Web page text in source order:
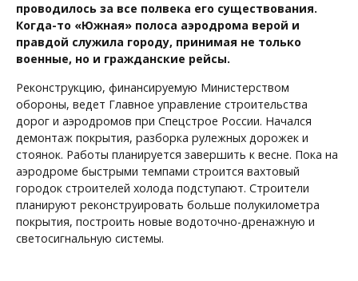
проводилось за все полвека его существования.
Когда-то «Южная» полоса аэродрома верой и
правдой служила городу, принимая не только
военные, но и гражданские рейсы.
Реконструкцию, финансируемую Министерством
обороны, ведет Главное управление строительства
дорог и аэродромов при Спецстрое России. Начался
демонтаж покрытия, разборка рулежных дорожек и
стоянок. Работы планируется завершить к весне. Пока на
аэродроме быстрыми темпами строится вахтовый
городок строителей холода подступают. Строители
планируют реконструировать больше полукилометра
покрытия, построить новые водоточно-дренажную и
светосигнальную системы.